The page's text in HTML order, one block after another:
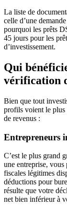
La liste de
celle d’une
pourquoi les prêts
45 jours pour les
d’investissement.
Qui
vérification
Bien que tout
profils voient le plus
de revenus :
Entrepreneurs
C’est le plus grand
une entreprise, vous
fiscales légitimes
déductions pour
résulte que votre
net bien inférieur à